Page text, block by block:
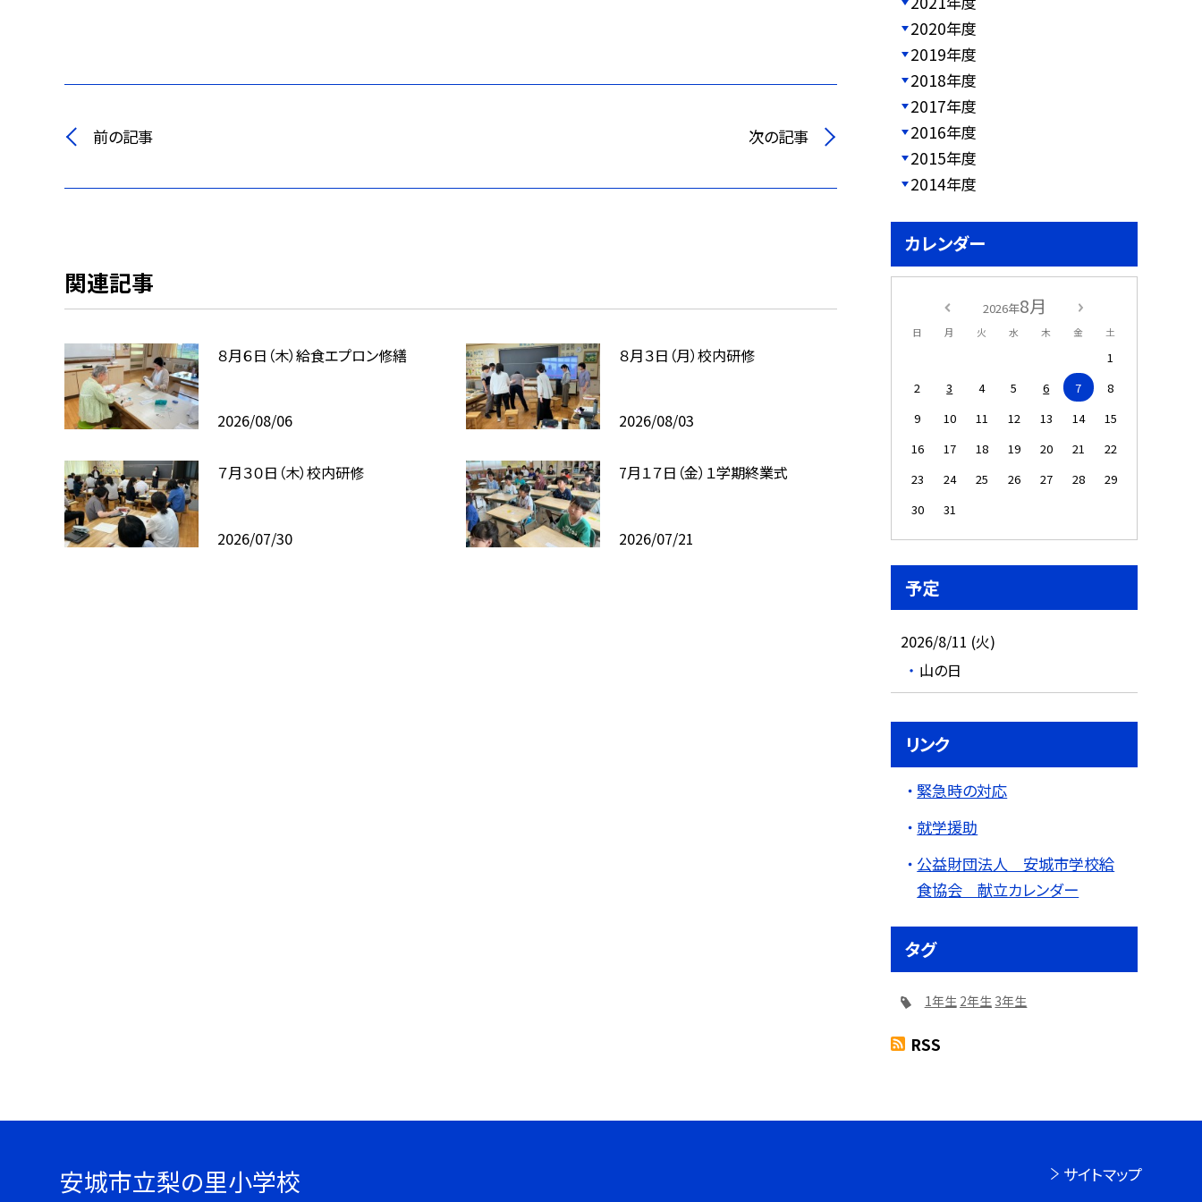
前の記事 次の記事
関連記事
８月６日（木）給食エプロン修繕
2026/08/06
８月３日（月）校内研修
2026/08/03
７月３０日（木）校内研修
2026/07/30
7月１７日（金）１学期終業式
2026/07/21
2020年度
2019年度
2018年度
2017年度
2016年度
2015年度
2014年度
カレンダー
2026年8月
日 月 火 水 木 金 土
1
2
3 4 5 6 7
8
9
10 11 12 13 14
15
16
17 18 19 20 21
22
23
24 25 26 27 28
29
30
31
予定
2026/8/11 (火)
山の日
リンク
緊急時の対応
就学援助
公益財団法人 安城市学校給
食協会 献立カレンダー
タグ
1年生 2年生 3年生
RSS
安城市立梨の里小学校 サイトマップ